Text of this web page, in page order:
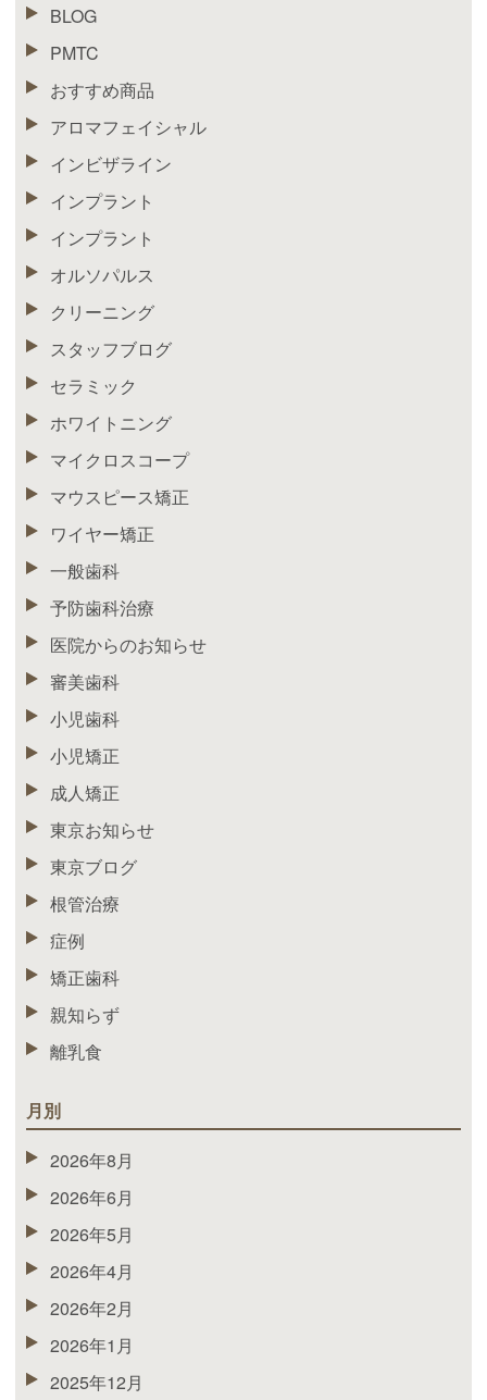
BLOG
PMTC
おすすめ商品
アロマフェイシャル
インビザライン
インプラント
インプラント
オルソパルス
クリーニング
スタッフブログ
セラミック
ホワイトニング
マイクロスコープ
マウスピース矯正
ワイヤー矯正
一般歯科
予防歯科治療
医院からのお知らせ
審美歯科
小児歯科
小児矯正
成人矯正
東京お知らせ
東京ブログ
根管治療
症例
矯正歯科
親知らず
離乳食
月別
2026年8月
2026年6月
2026年5月
2026年4月
2026年2月
2026年1月
2025年12月